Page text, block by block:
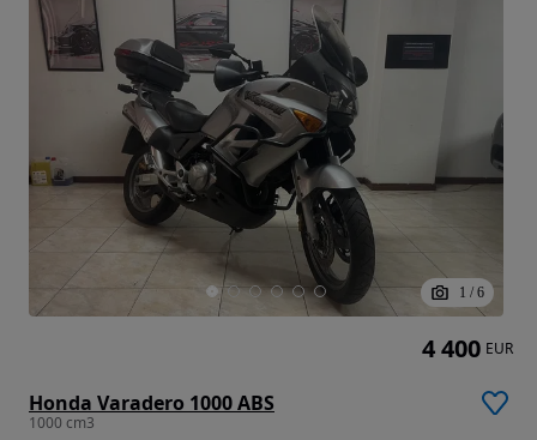
1 / 6
Honda Varadero 1000 ABS
1000 cm3
4 400 EUR